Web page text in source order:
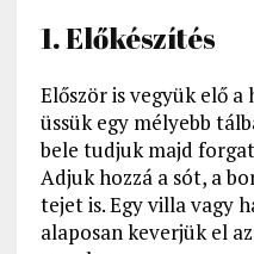
1. Előkészítés
Először is vegyük elő
üssük egy mélyebb
bele tudjuk majd
Adjuk hozzá a sót, a
tejet is. Egy villa vagy
alaposan keverjük el